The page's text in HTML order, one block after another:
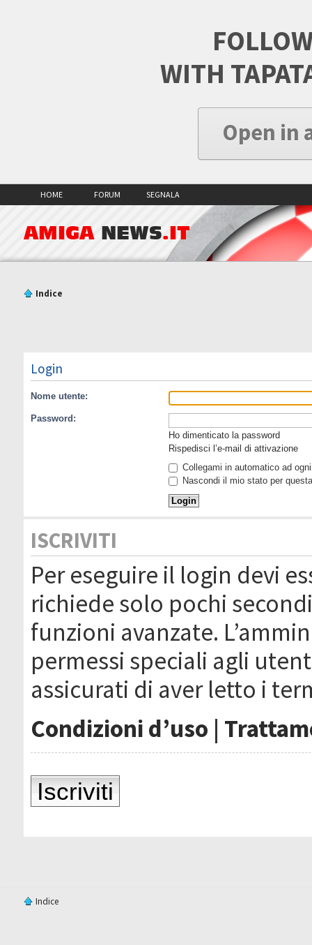
WITH
Open in
HOME FORUM SEGNALA
AMIGA NEWS.IT
Indice
Login
Nome utente:
Password:
Ho dimenticato la password
Rispedisci l’e-mail di attivazione
Collegami in automatico ad
Nascondi il mio stato per
ISCRIVITI
Per eseguire il login devi
richiede solo pochi
funzioni avanzate.
permessi speciali agli
assicurati di aver letto i
Condizioni d’uso |
Iscriviti
Indice